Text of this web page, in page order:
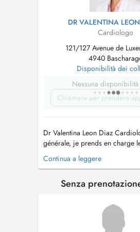
DR VALENTINA
Cardiologo
121/127 Avenue de
4940
Disponibilità dei
Nessuna
Chiamare per prendere
Dr Valentina Leon Diaz
générale, je prends en charge
traitement et le suivi des maladies
cardiovasculaires. J'accorde une
prends le temps de répondre à
Continua a leggere
Senza